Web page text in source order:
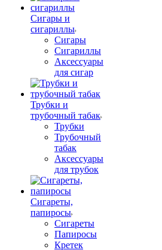
Сигары и
сигариллы
Сигары
Сигариллы
Аксессуары
для сигар
Трубки и
трубочный табак
Трубки
Трубочный
табак
Аксессуары
для трубок
Сигареты,
папиросы
Сигареты
Папиросы
Кретек